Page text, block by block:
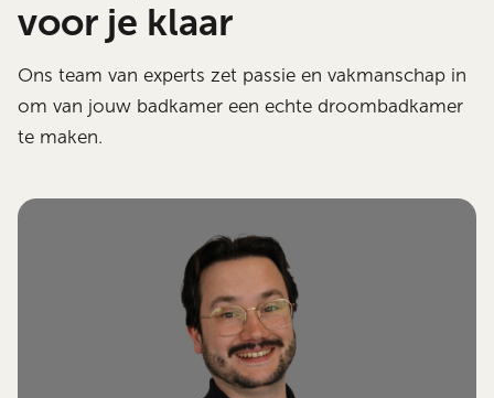
voor je klaar
Ons team van experts zet passie en vakmanschap in
om van jouw badkamer een echte droombadkamer
te maken.